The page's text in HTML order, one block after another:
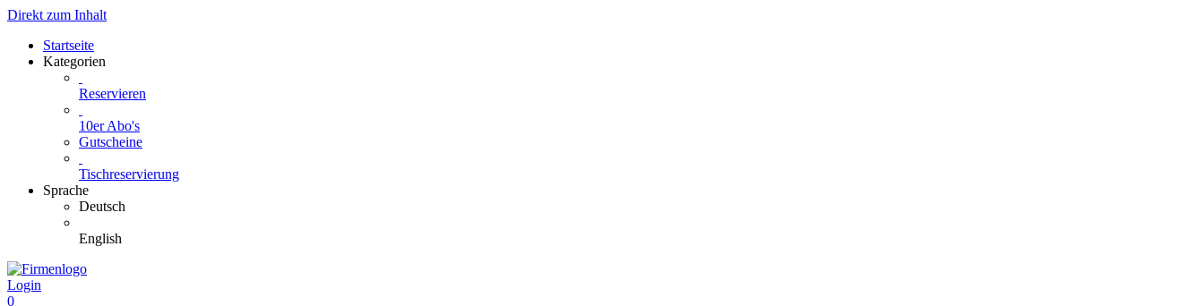
Direkt zum Inhalt
Startseite
Kategorien
Reservieren
10er Abo's
Gutscheine
Tischreservierung
Sprache
Deutsch
English
Login
0